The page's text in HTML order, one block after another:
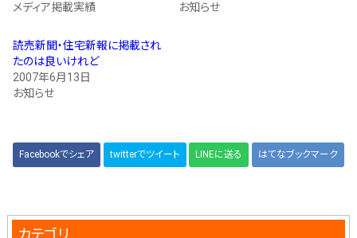
メディア掲載実績
お知らせ
読売新聞・住宅新報に掲載され
たのは良いけれど
2007年6月13日
お知らせ
Facebookでシェア twitterでツイート LINEに送る はてなブックマーク
カテゴリ